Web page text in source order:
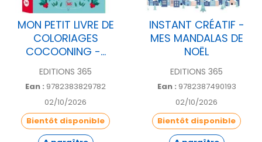
MON PETIT LIVRE DE
COLORIAGES
COCOONING -...
EDITIONS 365
Ean : 9782383829782
02/10/2026
Bientôt disponible
INSTANT CRÉATIF -
MES MANDALAS DE
NOËL
EDITIONS 365
Ean : 9782387490193
02/10/2026
Bientôt disponible